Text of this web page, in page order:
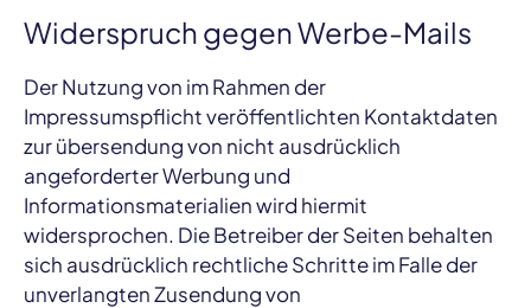
Widerspruch gegen Werbe-Mails
Der Nutzung von im Rahmen der
Impressumspflicht veröffentlichten Kontaktdaten
zur übersendung von nicht ausdrücklich
angeforderter Werbung und
Informationsmaterialien wird hiermit
widersprochen. Die Betreiber der Seiten behalten
sich ausdrücklich rechtliche Schritte im Falle der
unverlangten Zusendung von